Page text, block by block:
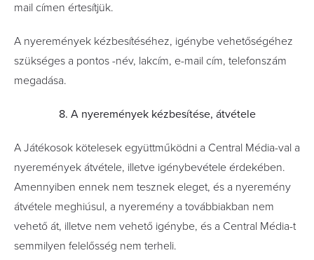
mail címen értesítjük.
A nyeremények kézbesítéséhez, igénybe vehetőségéhez
szükséges a pontos -név, lakcím, e-mail cím, telefonszám
megadása.
8. A nyeremények kézbesítése, átvétele
A Játékosok kötelesek együttműködni a Central Média-val a
nyeremények átvétele, illetve igénybevétele érdekében.
Amennyiben ennek nem tesznek eleget, és a nyeremény
átvétele meghiúsul, a nyeremény a továbbiakban nem
vehető át, illetve nem vehető igénybe, és a Central Média-t
semmilyen felelősség nem terheli.